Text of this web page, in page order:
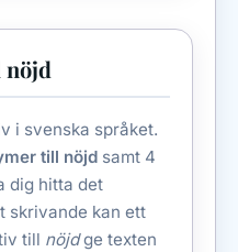
nöjd
i svenska språket.
till nöjd samt 4
dig hitta det
skrivande kan ett
till nöjdge texten